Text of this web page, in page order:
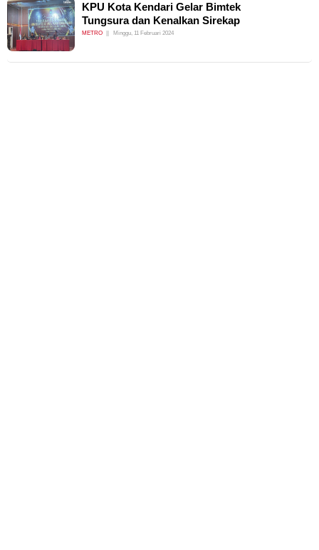
KPU Kota Kendari Gelar Bimtek
Tungsura dan Kenalkan Sirekap
METRO Minggu, 11 Februari 2024